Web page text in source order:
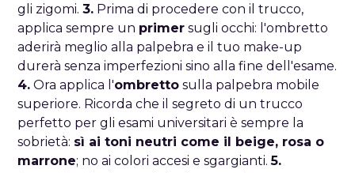
gli zigomi.3. Prima di procedere con il trucco,
applica sempre un primer sugli occhi: l'ombretto
aderirà meglio alla palpebra e il tuo make-up
durerà senza imperfezioni sino alla fine dell'esame.
4. Ora applica l'ombretto sulla palpebra mobile
superiore. Ricorda che il segreto di un trucco
perfetto per gli esami universitari è sempre la
sobrietà: sì ai toni neutri come il beige, rosa o
marrone; no ai colori accesi e sgargianti.5.